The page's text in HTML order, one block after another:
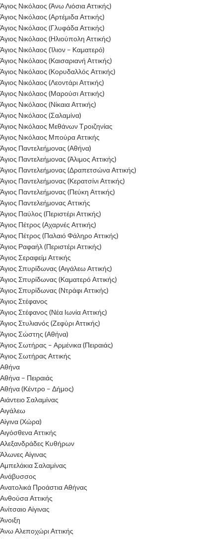
Άγιος Νικόλαος (Άνω Λιόσια Αττικής)
Άγιος Νικόλαος (Αρτέμιδα Αττικής)
Άγιος Νικόλαος (Γλυφάδα Αττικής)
Άγιος Νικόλαος (Ηλιούπολη Αττικής)
Άγιος Νικόλαος (Ίλιον – Καματερό)
Άγιος Νικόλαος (Καισαριανή Αττικής)
Άγιος Νικόλαος (Κορυδαλλός Αττικής)
Άγιος Νικόλαος (Λεοντάρι Αττικής)
Άγιος Νικόλαος (Μαρούσι Αττικής)
Άγιος Νικόλαος (Νίκαια Αττικής)
Άγιος Νικόλαος (Σαλαμίνα)
Άγιος Νικόλαος Μεθάνων Τροιζηνίας
Άγιος Νικόλαος Μπούρα Αττικής
Άγιος Παντελεήμονας (Αθήνα)
Άγιος Παντελεήμονας (Άλιμος Αττικής)
Άγιος Παντελεήμονας (Δραπετσώνα Αττικής)
Άγιος Παντελεήμονας (Κερατσίνι Αττικής)
Άγιος Παντελεήμονας (Πεύκη Αττικής)
Άγιος Παντελεήμονας Αττικής
Άγιος Παύλος (Περιστέρι Αττικής)
Άγιος Πέτρος (Αχαρνές Αττικής)
Άγιος Πέτρος (Παλαιό Φάληρο Αττικής)
Άγιος Ραφαήλ (Περιστέρι Αττικής)
Άγιος Σεραφείμ Αττικής
Άγιος Σπυρίδωνας (Αιγάλεω Αττικής)
Άγιος Σπυρίδωνας (Καματερό Αττικής)
Άγιος Σπυρίδωνας (Ντράφι Αττικής)
Άγιος Στέφανος
Άγιος Στέφανος (Νέα Ιωνία Αττικής)
Άγιος Στυλιανός (Ζεφύρι Αττικής)
Άγιος Σώστης (Αθήνα)
Άγιος Σωτήρας – Αρμένικα (Πειραιάς)
Άγιος Σωτήρας Αττικής
Αθήνα
Αθήνα – Πειραιάς
Αθήνα (Κέντρο – Δήμος)
Αιάντειο Σαλαμίνας
Αιγάλεω
Αίγινα (Χώρα)
Αιγόσθενα Αττικής
Αλεξανδράδες Κυθήρων
Άλωνες Αίγινας
Αμπελάκια Σαλαμίνας
Ανάβυσσος
Ανατολικά Προάστια Αθήνας
Ανθούσα Αττικής
Ανίτσαιο Αίγινας
Άνοιξη
Άνω Αλεποχώρι Αττικής